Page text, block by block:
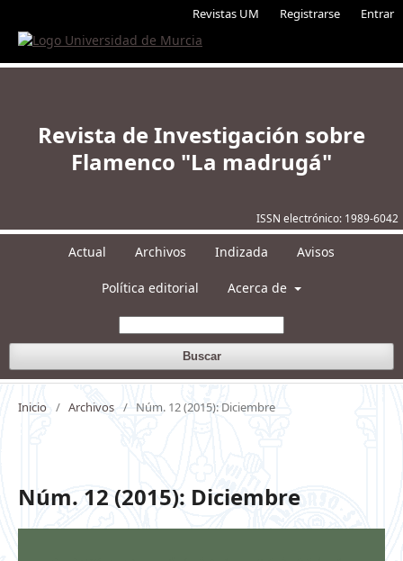
Revistas UM Registrarse Entrar
ISSN electrónico: 1989-6042
Revista de Investigación sobre
Flamenco "La madrugá"
Actual Archivos Indizada Avisos
Política editorial Acerca de
Buscar
Inicio / Archivos / Núm. 12 (2015): Diciembre
Núm. 12 (2015): Diciembre